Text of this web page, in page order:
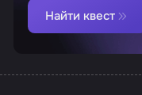
Найти квест